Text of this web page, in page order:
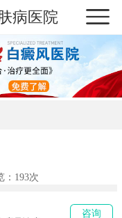
病医院
193次
咨询